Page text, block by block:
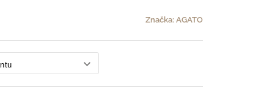
Značka: AGATO